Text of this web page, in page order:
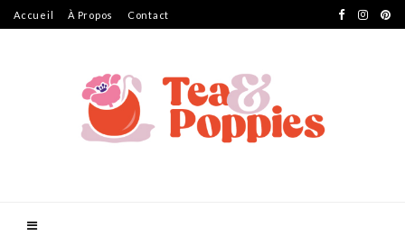
Accueil À Propos Contact